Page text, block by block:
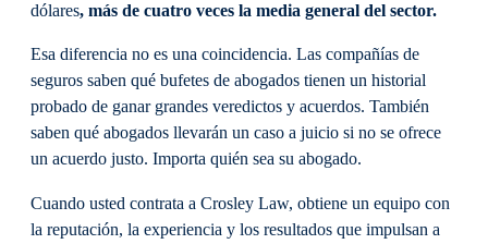
dólares, más de cuatro veces la media general del sector.
Esa diferencia no es una coincidencia. Las compañías de
seguros saben qué bufetes de abogados tienen un historial
probado de ganar grandes veredictos y acuerdos. También
saben qué abogados llevarán un caso a juicio si no se ofrece
un acuerdo justo. Importa quién sea su abogado.
Cuando usted contrata a Crosley Law, obtiene un equipo con
la reputación, la experiencia y los resultados que impulsan a